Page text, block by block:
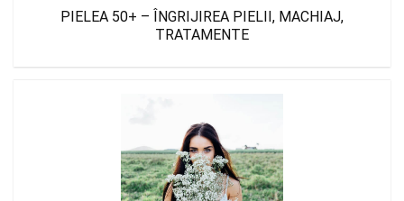
PIELEA 50+ – ÎNGRIJIREA PIELII, MACHIAJ,
TRATAMENTE